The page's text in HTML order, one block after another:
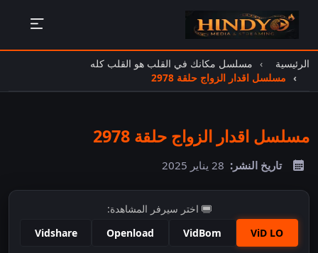
الرئيسية
مسلسل مكانك في القلب هو القلب كله
مسلسل اقدار الزواج حلقة 2978
مسلسل اقدار الزواج حلقة 2978
تاريخ النشر: 28 يناير 2025
اختر سيرفر المشاهدة:
ViD LO
VidBom
Openload
Vidshare